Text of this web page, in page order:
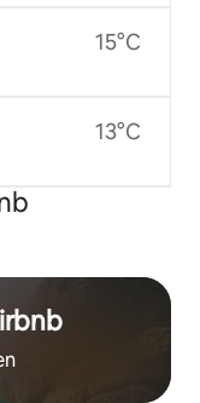
15°C
13°C